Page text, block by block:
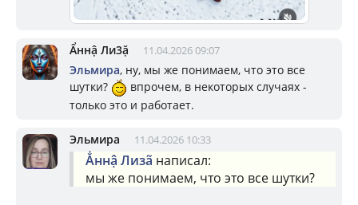
Ẩннậ Ли3ặ 11.04.2026 09:07
Эльмира, ну, мы же понимаем, что это все
шутки?
впрочем, в некоторых случаях -
только это и работает.
Эльмира 11.04.2026 10:33
Ẳннậ Лизã написал:
мы же понимаем, что это все шутки?